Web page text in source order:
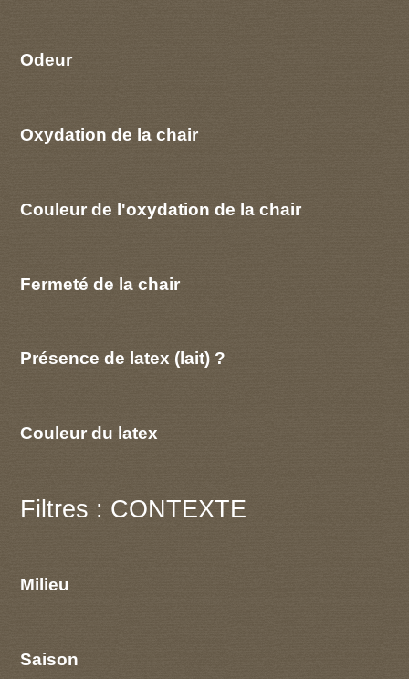
Odeur
Oxydation de la chair
Couleur de l'oxydation de la chair
Fermeté de la chair
Présence de latex (lait) ?
Couleur du latex
Filtres : CONTEXTE
Milieu
Saison